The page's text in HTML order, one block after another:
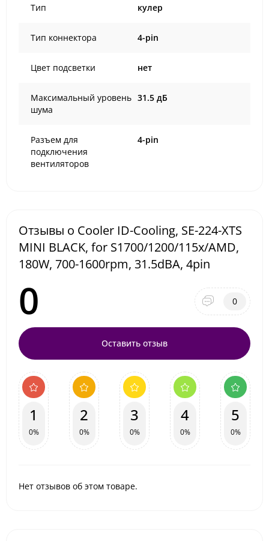
Тип кулер
Тип коннектора 4-pin
Цвет подсветки нет
Максимальный уровень
шума
31.5 дБ
Разъем для
подключения
вентиляторов
4-pin
Отзывы о Cooler ID-Cooling, SE-224-XTS
MINI BLACK, for S1700/1200/115x/AMD,
180W, 700-1600rpm, 31.5dBA, 4pin
0 0
Оставить отзыв
1
0%
2
0%
3
0%
4
0%
5
0%
Нет отзывов об этом товаре.